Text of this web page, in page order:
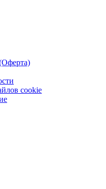
cookie